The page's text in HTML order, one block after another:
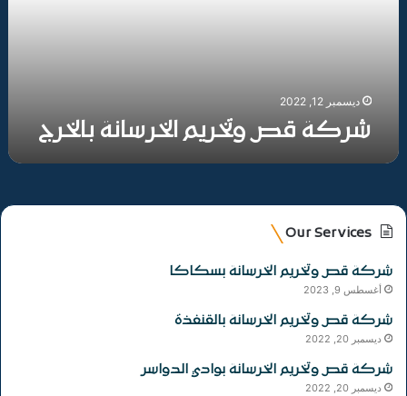
ديسمبر 12, 2022
شركة قص وتخريم الخرسانة بالخرج
Our Services
شركة قص وتخريم الخرسانة بسكاكا
أغسطس 9, 2023
شركة قص وتخريم الخرسانة بالقنفذة
ديسمبر 20, 2022
شركة قص وتخريم الخرسانة بوادي الدواسر
ديسمبر 20, 2022